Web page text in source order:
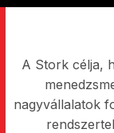
A Stork célja,
nagyvállalatok